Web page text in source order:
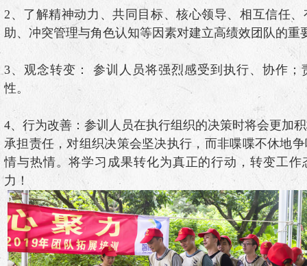
2、了解精神动力、共同目标、核心领导、相互信任
助、冲突管理与角色认知等因素对建立高绩效团队的重
3、观念转变： 参训人员将强烈感受到执行、协作；
性。
4、行为改善：参训人员在执行组织的决策时将会更加
承担责任，对组织决策会坚决执行，而非喋喋不休地
情与热情。将学习成果转化为真正的行动，转变工作
力！